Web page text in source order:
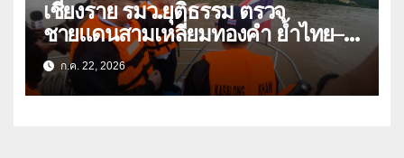
เชียงราย รมว.ยุติธรรม ตรวจ
ชายแดนสามเหลี่ยมทองคำ ย้ำไทย–
ลาว ผนึกกำลังสกัดยาเสพติด
ก.ค. 22, 2026